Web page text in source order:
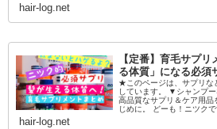
hair-log.net
【定番】育毛サプ
る体質」になる必須
★このページは、サプリな
しています。 ▼シャンプ
高品質なサプリ＆ケア用品
じめに。 どーも！ニツクで
hair-log.net